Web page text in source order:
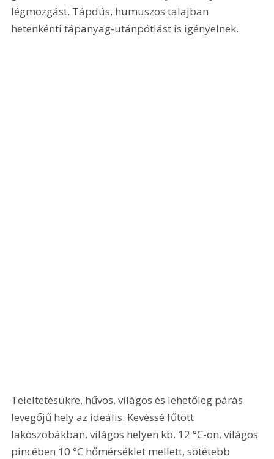
légmozgást. Tápdús, humuszos talajban
hetenkénti tápanyag-utánpótlást is igényelnek.
Teleltetésükre, hűvös, világos és lehetőleg párás
levegőjű hely az ideális. Kevéssé fűtött
lakószobákban, világos helyen kb. 12 °C-on, világos
pincében 10 °C hőmérséklet mellett, sötétebb